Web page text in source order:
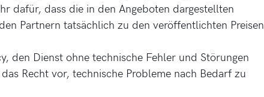
dafür, dass die in den Angeboten dargestellten
Partnern tatsächlich zu den veröffentlichten Preisen
den Dienst ohne technische Fehler und Störungen
Recht vor, technische Probleme nach Bedarf zu